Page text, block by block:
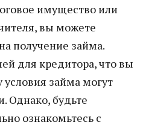
имущество или
вы можете
получение займа.
для кредитора, что вы
условия займа могут
Однако, будьте
ознакомьтесь с